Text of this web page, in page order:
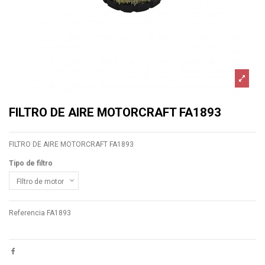
FILTRO DE AIRE MOTORCRAFT FA1893
FILTRO DE AIRE MOTORCRAFT FA1893
Tipo de filtro
Referencia FA1893